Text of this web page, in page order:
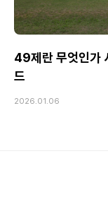
49제란 무엇인가
드
2026.01.06